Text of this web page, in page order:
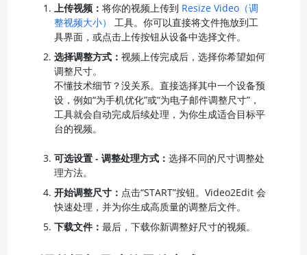
上传视频： 将你的视频上传到 Resize Video（调
整视频大小）
工具。你可以直接将文件拖放到工
具界面，或点击上传按钮从设备中选择文件。
选择调整方式： 视频上传完成后，选择你希望如何
调整尺寸。
不懂技术细节？没关系。直接选择其中一个设备预
设，例如“为手机优化”或“为电子邮件调整尺寸”，
工具就会自动完成后续处理，为你生成适合目标平
台的视频。
可选设置 - 调整处理方式： 选择不同的尺寸调整处
理方法。
开始调整尺寸： 点击“START”按钮。Video2Edit 会
快速处理，并为你生成高质量的调整后文件。
下载文件： 最后，下载你新调整好尺寸的视频。